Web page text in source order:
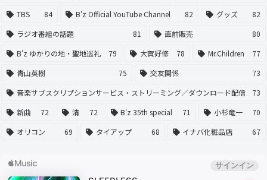
TBS
84 B'z Official YouTube Channel 82 グッズ
82
ラジオ番組の話題
81 直前販売
80
B'z ゆかりの地・聖地巡礼
79 大賀好修 78 Mr.Children
77
青山英樹
75 交友関係
73
音楽サブスクリプションサービス・ストリーミング／ダウンロード配信
73
新曲
72 清 72 B'z 35th special 71 小杉竜一
70
オリコン
69 タイアップ 68 イナバ化粧品店 67